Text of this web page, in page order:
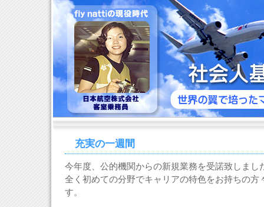
充実の一週間
今年度、公的機関からの新規業務を受諾致しまし
全く初めての分野でキャリアの特色をお持ちの方
す。